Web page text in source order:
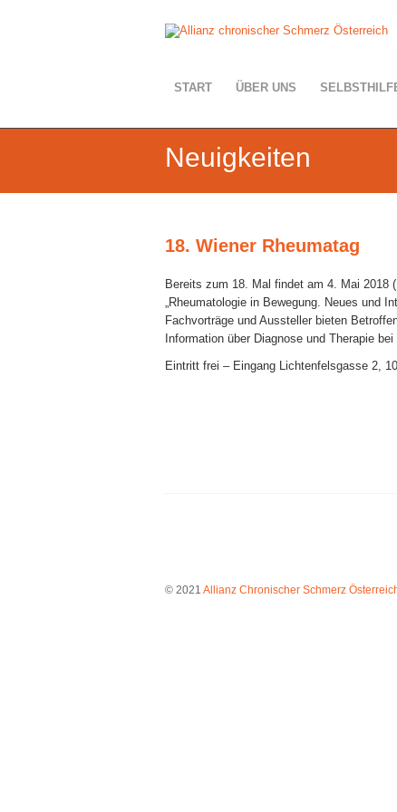
START ÜBER UNS
Neuigkeiten
18. Wiener Rheumatag
Bereits zum 18. Mal findet am 4. Mai 2018
„Rheumatologie in Bewegung. Neues und
Fachvorträge und Aussteller bieten
Information über Diagnose und Therapie
Eintritt frei – Eingang Lichtenfelsgasse 2,
© 2021 Allianz Chronischer Schmerz